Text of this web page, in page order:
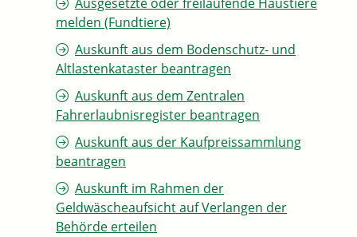
melden (Fundtiere)
Auskunft aus dem Bodenschutz- und
Altlastenkataster beantragen
Auskunft aus dem Zentralen
Fahrerlaubnisregister beantragen
Auskunft aus der Kaufpreissammlung
beantragen
Auskunft im Rahmen der
Geldwäscheaufsicht auf Verlangen der
Behörde erteilen